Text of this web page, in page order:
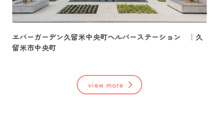
エバーガーデン久留米中央町ヘルパーステーション ｜久
留米市中央町
view more